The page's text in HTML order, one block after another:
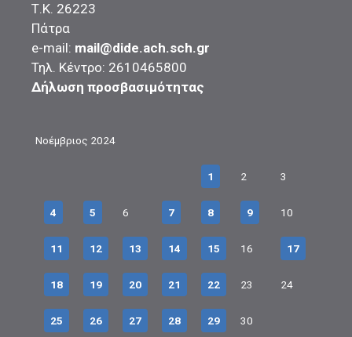
Τ.Κ. 26223
Πάτρα
e-mail: mail@dide.ach.sch.gr
Τηλ. Κέντρο: 2610465800
Δήλωση προσβασιμότητας
Νοέμβριος 2024
1 2 3
4 5 6 7 8 9 10
11 12 13 14 15 16 17
18 19 20 21 22 23 24
25 26 27 28 29 30